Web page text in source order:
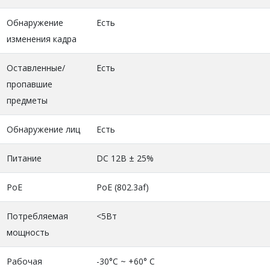
Обнаружение
изменения кадра
Есть
Оставленные/
пропавшие
предметы
Есть
Обнаружение лиц Есть
Питание DC 12В ± 25%
PoE PoE (802.3af)
Потребляемая
мощность
<5Вт
Рабочая
-30°C ~ +60° C